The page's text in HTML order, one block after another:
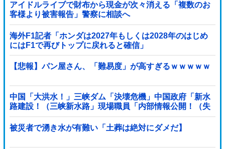
アイドルライブで財布から現金が次々消える「複数のお
客様より被害報告」警察に相談へ
海外F1記者「ホンダは2027年もしくは2028年のはじめ
にはF1で再びトップに戻れると確信」
【悲報】パン屋さん、「難易度」が高すぎるｗｗｗｗｗ
中国「大洪水！」三峡ダム「決壊危機」中国政府「新水
路建設！（三峡新水路」現場職員「内部情報公開！（失
踪」湖南省「三峡放流情報（画像」台風13号「...
被災者で湧き水が有難い「土葬は絶対にダメだ】